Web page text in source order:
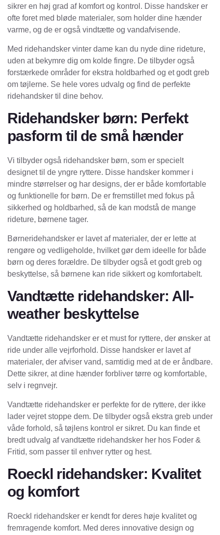
sikrer en høj grad af komfort og kontrol. Disse handsker er
ofte foret med bløde materialer, som holder dine hænder
varme, og de er også vindtætte og vandafvisende.
Med ridehandsker vinter dame kan du nyde dine rideture,
uden at bekymre dig om kolde fingre. De tilbyder også
forstærkede områder for ekstra holdbarhed og et godt greb
om tøjlerne. Se hele vores udvalg og find de perfekte
ridehandsker til dine behov.
Ridehandsker børn: Perfekt
pasform til de små hænder
Vi tilbyder også ridehandsker børn, som er specielt
designet til de yngre ryttere. Disse handsker kommer i
mindre størrelser og har designs, der er både komfortable
og funktionelle for børn. De er fremstillet med fokus på
sikkerhed og holdbarhed, så de kan modstå de mange
rideture, børnene tager.
Børneridehandsker er lavet af materialer, der er lette at
rengøre og vedligeholde, hvilket gør dem ideelle for både
børn og deres forældre. De tilbyder også et godt greb og
beskyttelse, så børnene kan ride sikkert og komfortabelt.
Vandtætte ridehandsker: All-
weather beskyttelse
Vandtætte ridehandsker er et must for ryttere, der ønsker at
ride under alle vejrforhold. Disse handsker er lavet af
materialer, der afviser vand, samtidig med at de er åndbare.
Dette sikrer, at dine hænder forbliver tørre og komfortable,
selv i regnvejr.
Vandtætte ridehandsker er perfekte for de ryttere, der ikke
lader vejret stoppe dem. De tilbyder også ekstra greb under
våde forhold, så tøjlens kontrol er sikret. Du kan finde et
bredt udvalg af vandtætte ridehandsker her hos Foder &
Fritid, som passer til enhver rytter og hest.
Roeckl ridehandsker: Kvalitet
og komfort
Roeckl ridehandsker er kendt for deres høje kvalitet og
fremragende komfort. Med deres innovative design og